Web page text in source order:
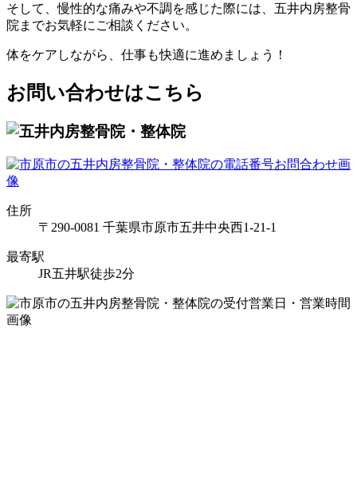
そして、慢性的な痛みや不調を感じた際には、五井内房整骨
院までお気軽にご相談ください。
体をケアしながら、仕事も快適に進めましょう！
お問い合わせはこちら
住所
〒290-0081 千葉県市原市五井中央西1-21-1
最寄駅
JR五井駅徒歩2分